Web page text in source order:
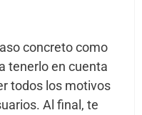
concreto como
tenerlo en cuenta
todos los motivos
Al final, te